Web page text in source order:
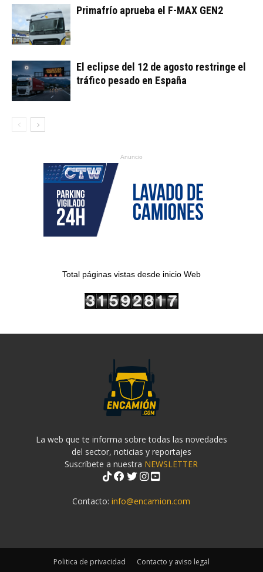
Primafrío aprueba el F-MAX GEN2
El eclipse del 12 de agosto restringe el
tráfico pesado en España
Anuncio
Total páginas vistas desde inicio Web
La web que te informa sobre todas las novedades
del sector, noticias y reportajes
Suscríbete a nuestra NEWSLETTER
Contacto:info@encamion.com
Politica de privacidad Contacto y aviso legal